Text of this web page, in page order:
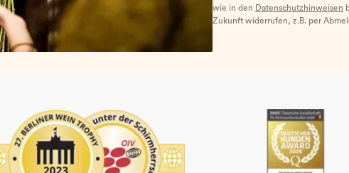
wie in den Datenschutzhinweisen
Zukunft widerrufen, z.B. per